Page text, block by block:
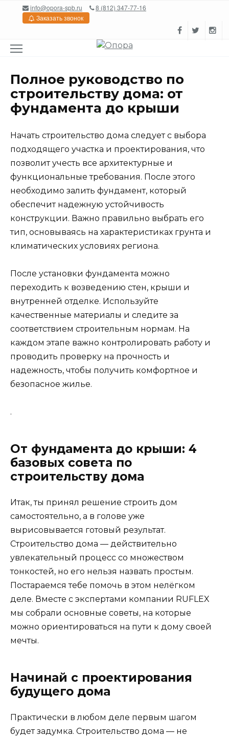
Перейтиinfo@opora-spb.ru
8 (812) 347-77-16
Заказать звонок
Полное руководство по
строительству дома: от
фундамента до крыши
Начать строительство дома следует с выбора
подходящего участка и проектирования, что
позволит учесть все архитектурные и
функциональные требования. После этого
необходимо залить фундамент, который
обеспечит надежную устойчивость
конструкции. Важно правильно выбрать его
тип, основываясь на характеристиках грунта и
климатических условиях региона.
После установки фундамента можно
переходить к возведению стен, крыши и
внутренней отделке. Используйте
качественные материалы и следите за
соответствием строительным нормам. На
каждом этапе важно контролировать работу и
проводить проверку на прочность и
надежность, чтобы получить комфортное и
безопасное жилье.
.
От фундамента до крыши: 4
базовых совета по
строительству дома
Итак, ты принял решение строить дом
самостоятельно, а в голове уже
вырисовывается готовый результат.
Строительство дома — действительно
увлекательный процесс со множеством
тонкостей, но его нельзя назвать простым.
Постараемся тебе помочь в этом нелёгком
деле. Вместе с экспертами компании RUFLEX
мы собрали основные советы, на которые
можно ориентироваться на пути к дому своей
мечты.
Начинай с проектирования
будущего дома
Практически в любом деле первым шагом
будет задумка. Строительство дома — не